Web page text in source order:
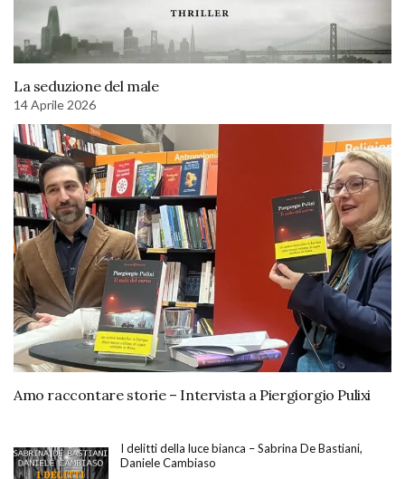
La seduzione del male
14 Aprile 2026
Amo raccontare storie – Intervista a Piergiorgio Pulixi
I delitti della luce bianca – Sabrina De Bastiani,
Daniele Cambiaso